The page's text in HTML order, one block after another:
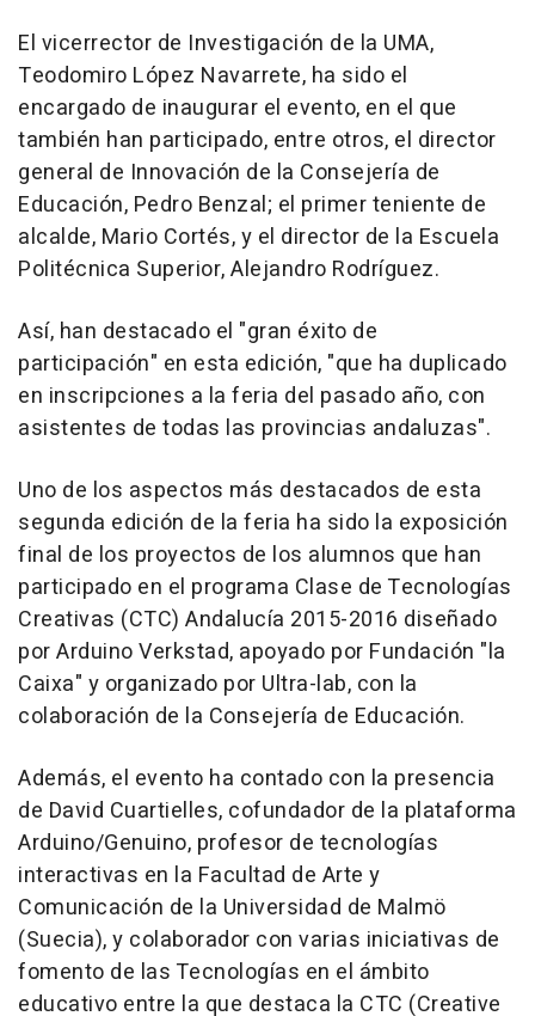
El vicerrector de Investigación de la UMA,
Teodomiro López Navarrete, ha sido el
encargado de inaugurar el evento, en el que
también han participado, entre otros, el director
general de Innovación de la Consejería de
Educación, Pedro Benzal; el primer teniente de
alcalde, Mario Cortés, y el director de la Escuela
Politécnica Superior, Alejandro Rodríguez.
Así, han destacado el "gran éxito de
participación" en esta edición, "que ha duplicado
en inscripciones a la feria del pasado año, con
asistentes de todas las provincias andaluzas".
Uno de los aspectos más destacados de esta
segunda edición de la feria ha sido la exposición
final de los proyectos de los alumnos que han
participado en el programa Clase de Tecnologías
Creativas (CTC) Andalucía 2015-2016 diseñado
por Arduino Verkstad, apoyado por Fundación "la
Caixa" y organizado por Ultra-lab, con la
colaboración de la Consejería de Educación.
Además, el evento ha contado con la presencia
de David Cuartielles, cofundador de la plataforma
Arduino/Genuino, profesor de tecnologías
interactivas en la Facultad de Arte y
Comunicación de la Universidad de Malmö
(Suecia), y colaborador con varias iniciativas de
fomento de las Tecnologías en el ámbito
educativo entre la que destaca la CTC (Creative